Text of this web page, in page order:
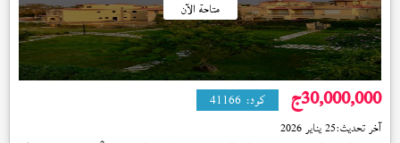
متاحة الآن
30,000,000ج كود: 41166
آخر تحديث:25 يناير 2026